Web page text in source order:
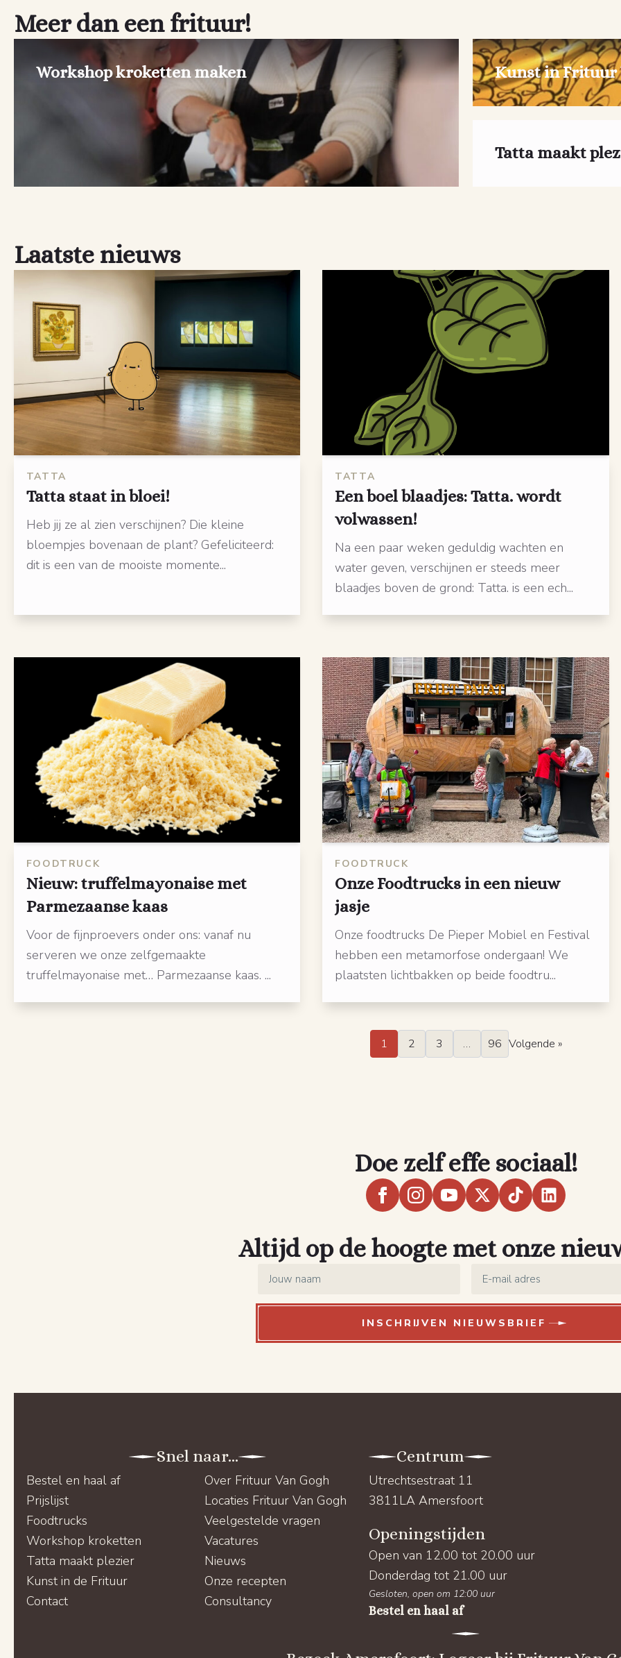
Meer dan een frituur!
Workshop kroketten maken Kunst in Frituur
Tatta maakt
Laatste nieuws
TATTA
Tatta staat in bloei!
Heb jij ze al zien verschijnen? Die kleine
bloempjes bovenaan de plant? Gefeliciteerd:
dit is een van de mooiste momente...
TATTA
Een boel blaadjes: Tatta. wordt
volwassen!
Na een paar weken geduldig wachten en
water geven, verschijnen er steeds meer
blaadjes boven de grond: Tatta. is een ech...
FOODTRUCK
Nieuw: truffelmayonaise met
Parmezaanse kaas
Voor de fijnproevers onder ons: vanaf nu
serveren we onze zelfgemaakte
truffelmayonaise met… Parmezaanse kaas. ...
FOODTRUCK
Onze Foodtrucks in een nieuw
jasje
Onze foodtrucks De Pieper Mobiel en Festival
hebben een metamorfose ondergaan! We
plaatsten lichtbakken op beide foodtru...
1 2 3 … 96 Volgende »
Doe zelf effe sociaal!
Altijd op de hoogte met onze
INSCHRIJVEN NIEUWSBRIEF
Snel naar...
Bestel en haal af
Prijslijst
Foodtrucks
Workshop kroketten
Tatta maakt plezier
Kunst in de Frituur
Contact
Over Frituur Van Gogh
Locaties Frituur Van Gogh
Veelgestelde vragen
Vacatures
Nieuws
Onze recepten
Consultancy
Centrum
Utrechtsestraat 11
3811LA Amersfoort
Openingstijden
Open van 12.00 tot 20.00 uur
Donderdag tot 21.00 uur
Gesloten, open om 12:00 uur
Bestel en haal af